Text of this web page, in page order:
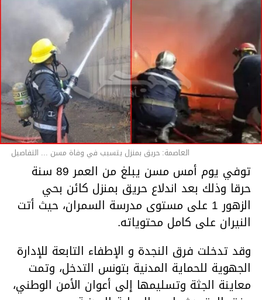
العاصمة: حريق بمنزل يتسبب في وفاة مسن ... التفاصيل
توفي يوم أمس مسن يبلغ من العمر 89 سنة
حرقا وذلك بعد اندلاع حريق بمنزل كائن بحي
الزهور 1 على مستوى مدرسة السمران، حيث أتت
النيران على كامل محتوياته.
وقد تدخلت فرق النجدة و الإطفاء التابعة للإدارة
الجهوية للحماية المدنية بتونس التدخل، وتمت
معاينة الجثة وتسليمها إلى أعوان الأمن الوطني،